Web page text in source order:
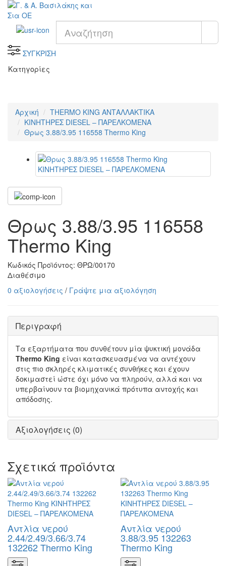
ΣΥΓΚΡΙΣΗ
Κατηγορίες
Αρχική
THERMO KING ΑΝΤΑΛΛΑΚΤΙΚΑ
KΙΝΗΤΗΡΕΣ DIESEL – ΠΑΡΕΛΚΟΜΕΝΑ
Θρως 3.88/3.95 116558 Thermo King
Θρως 3.88/3.95 116558
Thermo King
Κωδικός Προϊόντος: ΘΡΩ/00170
Διαθέσιμο
0 αξιολογήσεις / Γράψτε μια αξιολόγηση
Περιγραφή
Τα εξαρτήματα που συνθέτουν μία ψυκτική μονάδα
Thermo King είναι κατασκευασμένα να αντέχουν
στις πιο σκληρές κλιματικές συνθήκες και έχουν
δοκιμαστεί ώστε όχι μόνο να πληρούν, αλλά και να
υπερβαίνουν τα βιομηχανικά πρότυπα αντοχής και
απόδοσης.
Αξιολογήσεις (0)
Σχετικά προϊόντα
Αντλία νερού
2.44/2.49/3.66/3.74
132262 Thermo King
Αντλία νερού
3.88/3.95 132263
Thermo King